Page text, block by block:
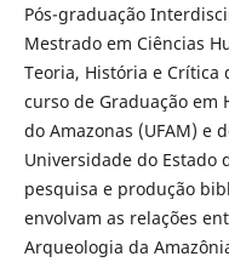
Pós-graduação
Mestrado em Ciências
Teoria, História e Crítica
curso de Graduação em
do Amazonas (UFAM) e
Universidade do Estado
pesquisa e produção
envolvam as relações
Arqueologia da